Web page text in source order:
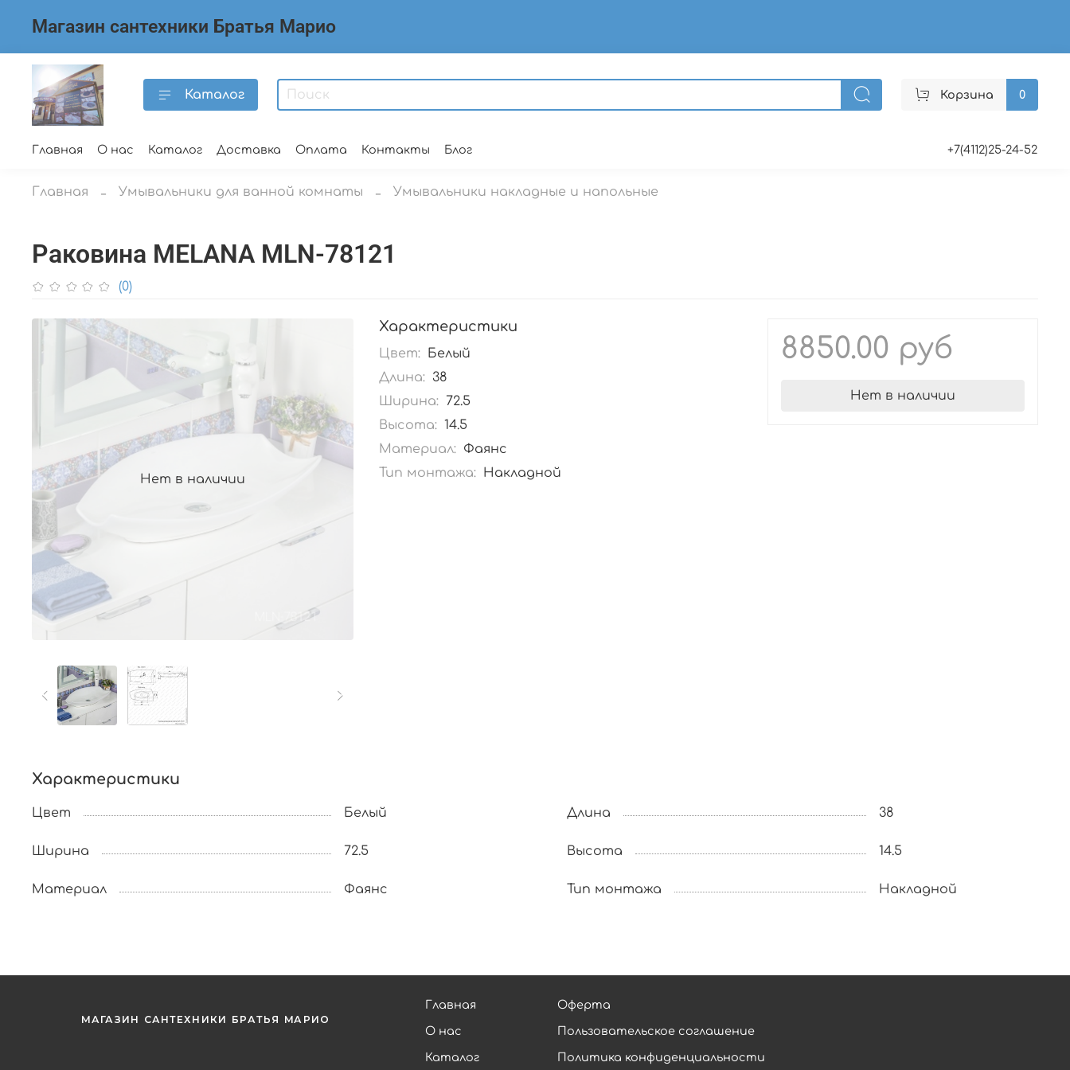
Магазин сантехники Братья Марио
Каталог Корзина 0
Главная О нас Каталог Доставка Оплата Контакты Блог +7(4112)25-24-52
Главная Умывальники для ванной комнаты Умывальники накладные и напольные
Раковина MELANA MLN-78121
(0)
Нет в наличии
Характеристики
Цвет:
Белый
Длина: 38
Ширина:
72.5
Высота: 14.5
Материал: Фаянс
Тип монтажа:
Накладной
8850.00 руб
Нет в наличии
Характеристики
Цвет Белый Длина 38
Ширина 72.5 Высота 14.5
Материал Фаянс Тип монтажа Накладной
Главная
О нас
Каталог
Оферта
Пользовательское соглашение
Политика конфиденциальности
МАГАЗИН САНТЕХНИКИ БРАТЬЯ МАРИО